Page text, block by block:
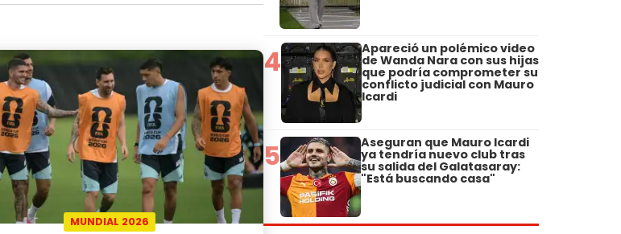
MUNDIAL 2026
4 Apareció un polémico video
de Wanda Nara con sus hijas
que podría comprometer su
conflicto judicial con Mauro
Icardi
5 Aseguran que Mauro Icardi
ya tendría nuevo club tras
su salida del Galatasaray:
"Está buscando casa"